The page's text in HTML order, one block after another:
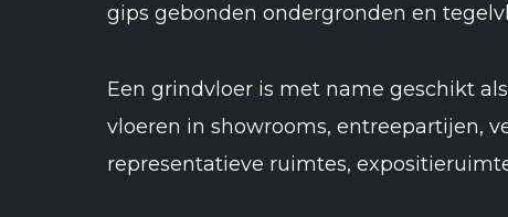
gips gebonden ondergronden en
Een grindvloer is met name geschikt
vloeren in showrooms, entreepartijen,
representatieve ruimtes,